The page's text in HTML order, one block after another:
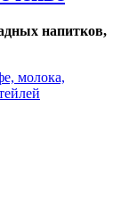
напитков,